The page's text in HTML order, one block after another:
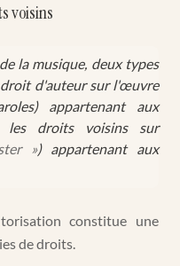
voisins
la musique, deux types
d'auteur sur l'œuvre
appartenant aux
les droits voisins sur
») appartenant aux
constitue une
de droits.